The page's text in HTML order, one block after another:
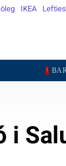
IKEA Lefties
29,0°
i